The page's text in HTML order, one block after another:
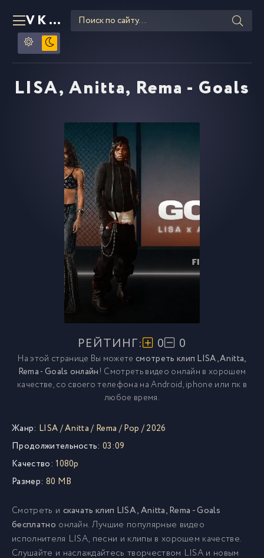
VKLIPE RU
LISA, Anitta, Rema - Goals
РЕЙТИНГ: 0 0
На этой странице Вы можете смотреть клип LISA, Anitta,
Rema - Goals онлайн! Смотреть видео онлайн в хорошем
качестве, со своего телефона на Android, iphone или пк в
любое время.
Жанр: LISA/Anitta/ Rema /Pop /2026
Продолжительность: 03:09
Качество: 1080p
Размер: 80 MB
Смотреть и скачать клип LISA, Anitta, Rema - Goals
бесплатно онлайн. Лучшие популярные видео
исполнителя LISA, песни и клипы в хорошем качестве.
Слушайте и наслаждайтесь творчеством LISA и новым